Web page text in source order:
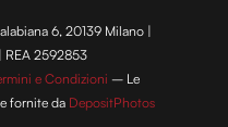
6, 20139 Milano |
REA 2592853
e Condizioni – Le
fornite da DepositPhotos